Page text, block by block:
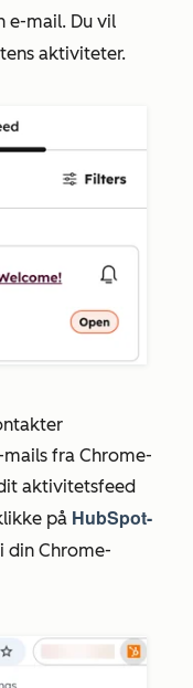
e-mail. Du vil
aktiviteter.
fra Chrome-
aktivitetsfeed
på HubSpot-
din Chrome-